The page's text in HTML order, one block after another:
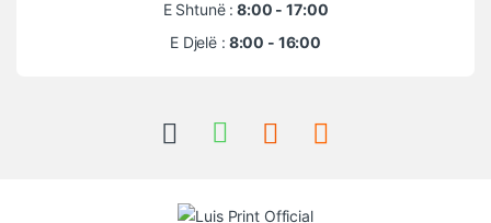
E Shtunë : 8:00 - 17:00
E Djelë : 8:00 - 16:00